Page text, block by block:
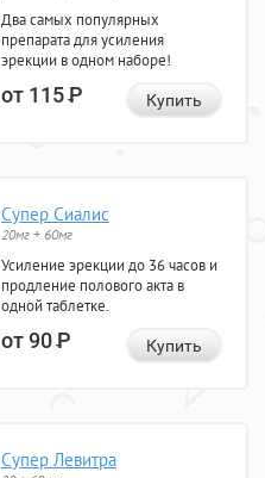
Два самых популярных
препарата для усиления
эрекции в одном наборе!
от 115Р Купить
Супер Сиалис
20мг + 60мг
Усиление эрекции до 36 часов и
продление полового акта в
одной таблетке.
от 90Р Купить
Супер Левитра